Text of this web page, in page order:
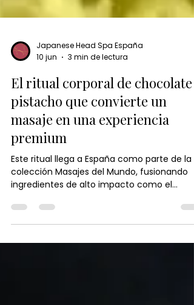
Japanese Head Spa España
10 jun
3 min de lectura
El ritual corporal de chocolate y
pistacho que convierte un
masaje en una experiencia
premium
colección Masajes del Mundo, fusionando
ingredientes de alto impacto como el